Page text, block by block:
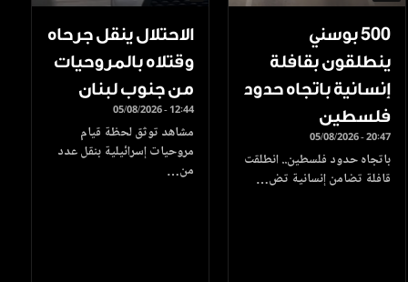
500 بوسني
ينطلقون بقافلة
إنسانية باتجاه حدود
فلسطين
05/08/2026 - 20:47
باتجاه حدود فلسطين.. انطلقت
قافلة تضامن إنسانية تض…
الاحتلال ينقل جرحاه
وقتلاه بالمروحيات
من جنوب لبنان
05/08/2026 - 12:44
مشاهد توثق لحظة قيام
مروحيات إسرائيلية بنقل عدد
من…